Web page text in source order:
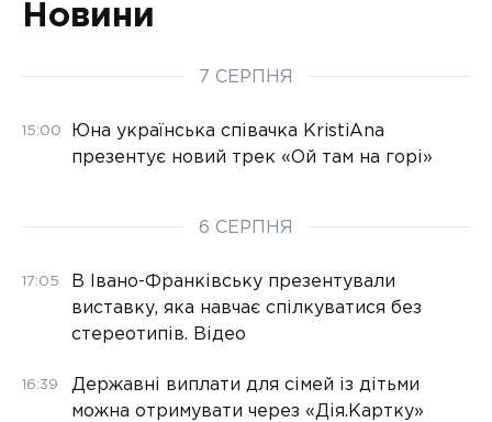
Новини
7 СЕРПНЯ
15:00
Юна українська співачка KristiAna
презентує новий трек «Ой там на горі»
6 СЕРПНЯ
17:05
В Івано-Франківську презентували
виставку, яка навчає спілкуватися без
стереотипів. Відео
16:39
Державні виплати для сімей із дітьми
можна отримувати через «Дія.Картку»